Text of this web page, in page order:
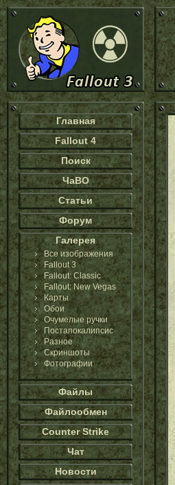
Главная
Fallout 4
Поиск
ЧаВО
Статьи
Форум
Галерея
Все изображения
Fallout 3
Fallout: Classic
Fallout: New Vegas
Карты
Обои
Очумелые ручки
Постапокалипсис
Разное
Скриншоты
Фотографии
Файлы
Файлообмен
Counter Strike
Чат
Новости